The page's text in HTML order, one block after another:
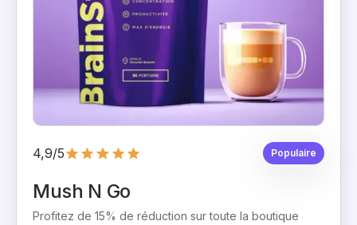
4,9/5 Populaire
Mush N Go
Profitez de 15% de réduction sur toute la boutique